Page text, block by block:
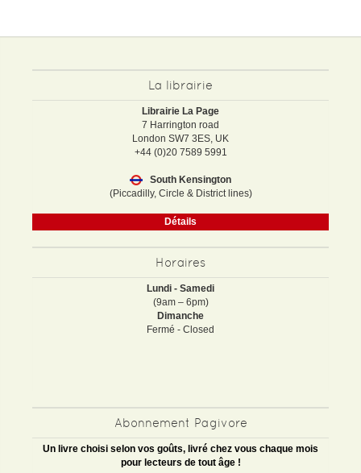
La librairie
Librairie La Page
7 Harrington road
London SW7 3ES, UK
+44 (0)20 7589 5991
South Kensington
(Piccadilly, Circle & District lines)
Détails
Horaires
Lundi - Samedi
(9am – 6pm)
Dimanche
Fermé - Closed
Abonnement Pagivore
Un livre choisi selon vos goûts, livré chez vous chaque mois
pour lecteurs de tout âge !